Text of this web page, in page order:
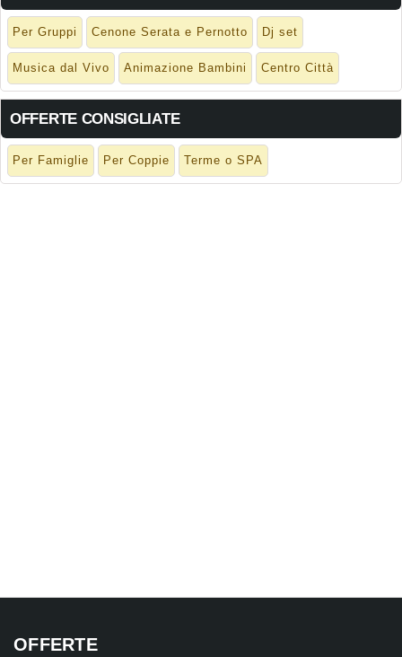
Per Gruppi Cenone Serata e Pernotto Dj set
Musica dal Vivo Animazione Bambini Centro Città
OFFERTE CONSIGLIATE
Per Famiglie Per Coppie Terme o SPA
OFFERTE